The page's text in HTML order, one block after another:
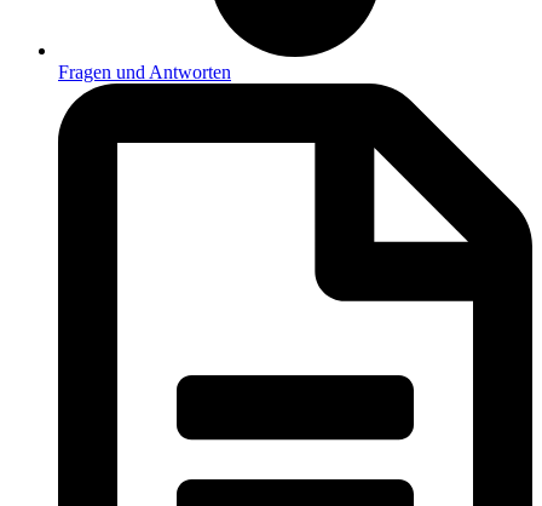
Fragen und Antworten